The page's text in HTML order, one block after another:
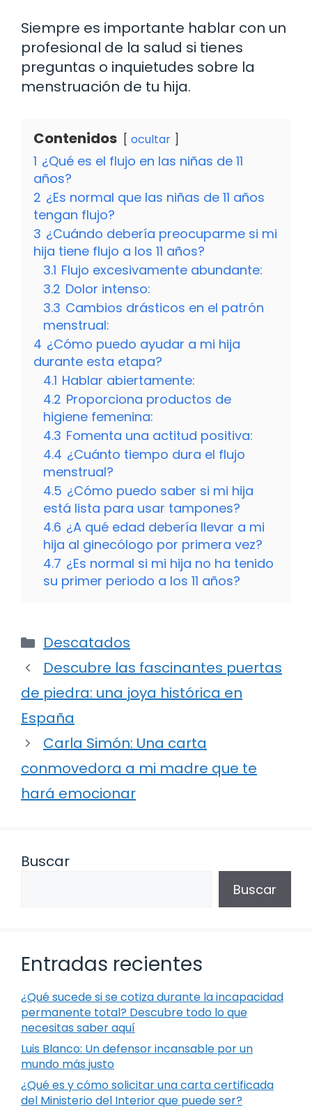
Siempre es importante hablar con un
profesional de la salud si tienes
preguntas o inquietudes sobre la
menstruación de tu hija.
Contenidos ocultar
1 ¿Qué es el flujo en las niñas de 11
años?
2 ¿Es normal que las niñas de 11 años
tengan flujo?
3 ¿Cuándo debería preocuparme si mi
hija tiene flujo a los 11 años?
3.1 Flujo excesivamente abundante:
3.2 Dolor intenso:
3.3 Cambios drásticos en el patrón
menstrual:
4 ¿Cómo puedo ayudar a mi hija
durante esta etapa?
4.1 Hablar abiertamente:
4.2 Proporciona productos de
higiene femenina:
4.3 Fomenta una actitud positiva:
4.4 ¿Cuánto tiempo dura el flujo
menstrual?
4.5 ¿Cómo puedo saber si mi hija
está lista para usar tampones?
4.6 ¿A qué edad debería llevar a mi
hija al ginecólogo por primera vez?
4.7 ¿Es normal si mi hija no ha tenido
su primer periodo a los 11 años?
Categorías
Descatados
Descubre las fascinantes puertas
de piedra: una joya histórica en
España
Carla Simón: Una carta
conmovedora a mi madre que te
hará emocionar
Buscar
Buscar
Entradas recientes
¿Qué sucede si se cotiza durante la incapacidad
permanente total? Descubre todo lo que
necesitas saber aquí
Luis Blanco: Un defensor incansable por un
mundo más justo
¿Qué es y cómo solicitar una carta certificada
del Ministerio del Interior que puede ser?